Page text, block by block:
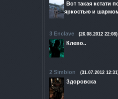
Вот такая кстати
яркостью и
3 Enclave (26.08.2012 22:08)
Клево..
2 Simbion (31.07.2012
Здоровска